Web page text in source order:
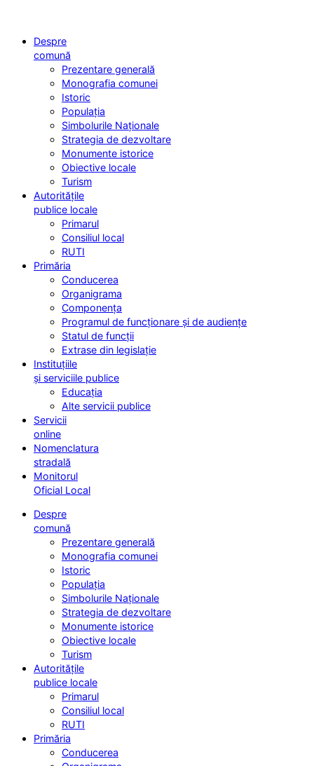
Despre
comună
Prezentare generală
Monografia comunei
Istoric
Populația
Simbolurile Naționale
Strategia de dezvoltare
Monumente istorice
Obiective locale
Turism
Autoritățile
publice locale
Primarul
Consiliul local
RUTI
Primăria
Conducerea
Organigrama
Componența
Programul de funcționare și de audiențe
Statul de funcții
Extrase din legislație
Instituțiile
și serviciile publice
Educația
Alte servicii publice
Servicii
online
Nomenclatura
stradală
Monitorul
Oficial Local
Despre
comună
Prezentare generală
Monografia comunei
Istoric
Populația
Simbolurile Naționale
Strategia de dezvoltare
Monumente istorice
Obiective locale
Turism
Autoritățile
publice locale
Primarul
Consiliul local
RUTI
Primăria
Conducerea